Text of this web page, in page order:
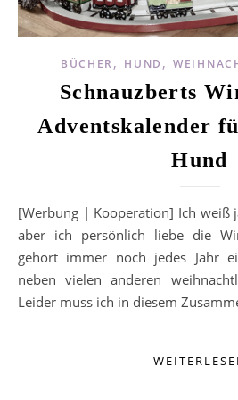
BÜCHER, HUND ,
Schnauzberts
Adventskalender
Hund
[Werbung | Kooperation] Ich weiß ja nicht, wie es dir geht,
aber ich persönlich liebe die
gehört immer noch jedes Jahr
neben vielen anderen
Leider muss ich in diesem